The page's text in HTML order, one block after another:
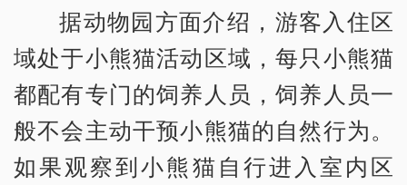
据动物园方面介绍，游客入住区
域处于小熊猫活动区域，每只小熊猫
都配有专门的饲养人员，饲养人员一
般不会主动干预小熊猫的自然行为。
如果观察到小熊猫自行进入室内区